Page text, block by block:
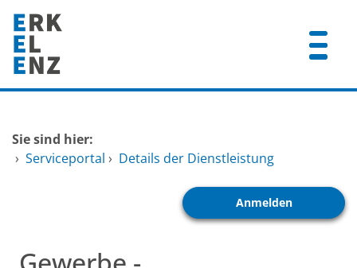
Zum Hauptinhalt springen
Dienstleistungen A-Z
Sie sind hier:
› Serviceportal › Details der Dienstleistung
Anmelden